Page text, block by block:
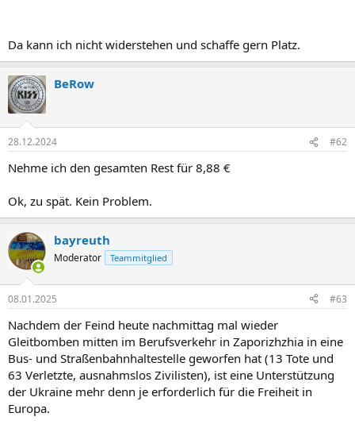
Da kann ich nicht widerstehen und schaffe gern Platz.
BeRow
28.12.2024 #62
Nehme ich den gesamten Rest für 8,88 €
Ok, zu spät. Kein Problem.
bayreuth
Moderator Teammitglied
08.01.2025 #63
Nachdem der Feind heute nachmittag mal wieder
Gleitbomben mitten im Berufsverkehr in Zaporizhzhia in eine
Bus- und Straßenbahnhaltestelle geworfen hat (13 Tote und
63 Verletzte, ausnahmslos Zivilisten), ist eine Unterstützung
der Ukraine mehr denn je erforderlich für die Freiheit in
Europa.